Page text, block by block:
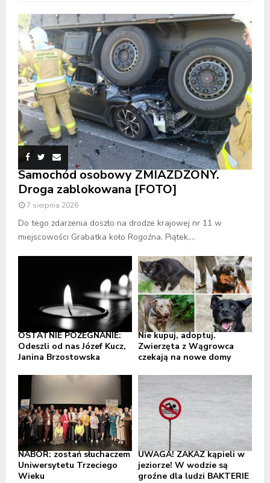
Samochód osobowy ZMIAŻDŻONY.
Droga zablokowana [FOTO]
7 sierpnia 2026
Do tego zdarzenia doszło na drodze krajowej nr 11 w
miejscowości Grabatka koło Rogoźna. Piątek,...
OSTATNIE POŻEGNANIE:
Odeszli od nas Józef Kucz,
Janina Brzostowska
Nie kupuj, adoptuj.
Zwierzęta z Wągrowca
czekają na nowe domy
NABÓR: zostań słuchaczem
Uniwersytetu Trzeciego
Wieku
UWAGA! ZAKAZ kąpieli w
jeziorze! W wodzie są
groźne dla ludzi BAKTERIE